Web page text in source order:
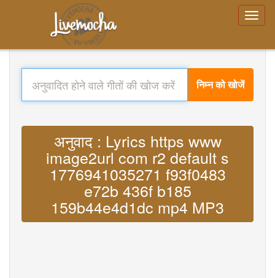
निम्न को खोजें
अनुवाद : Lyrics https www
image2url com r2 default s
1776941035271 f93f0483
e72b 436f b185
159b44e4d1dc mp4 MP3